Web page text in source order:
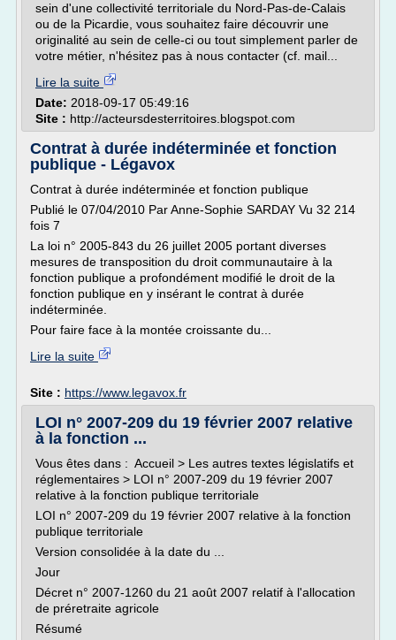
sein d'une collectivité territoriale du Nord-Pas-de-Calais
ou de la Picardie, vous souhaitez faire découvrir une
originalité au sein de celle-ci ou tout simplement parler de
votre métier, n'hésitez pas à nous contacter (cf. mail...
Lire la suite
Date: 2018-09-17 05:49:16
Site : http://acteursdesterritoires.blogspot.com
Contrat à durée indéterminée et fonction
publique - Légavox
Contrat à durée indéterminée et fonction publique
Publié le 07/04/2010 Par Anne-Sophie SARDAY Vu 32 214
fois 7
La loi n° 2005-843 du 26 juillet 2005 portant diverses
mesures de transposition du droit communautaire à la
fonction publique a profondément modifié le droit de la
fonction publique en y insérant le contrat à durée
indéterminée.
Pour faire face à la montée croissante du...
Lire la suite
Site : https://www.legavox.fr
LOI n° 2007-209 du 19 février 2007 relative
à la fonction ...
Vous êtes dans : Accueil > Les autres textes législatifs et
réglementaires > LOI n° 2007-209 du 19 février 2007
relative à la fonction publique territoriale
LOI n° 2007-209 du 19 février 2007 relative à la fonction
publique territoriale
Version consolidée à la date du ...
Jour
Décret n° 2007-1260 du 21 août 2007 relatif à l'allocation
de préretraite agricole
Résumé